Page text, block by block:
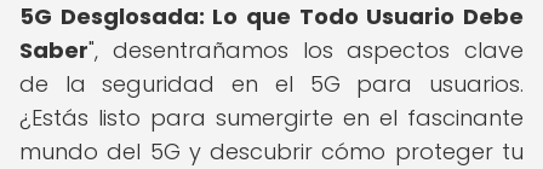
5G Desglosada: Lo que Todo Usuario Debe
Saber", desentrañamos los aspectos clave
de la seguridad en el 5G para usuarios.
¿Estás listo para sumergirte en el fascinante
mundo del 5G y descubrir cómo proteger tu